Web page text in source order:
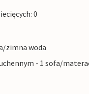
0
zimna woda
- 1 sofa/